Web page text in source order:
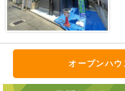
オープンハウ